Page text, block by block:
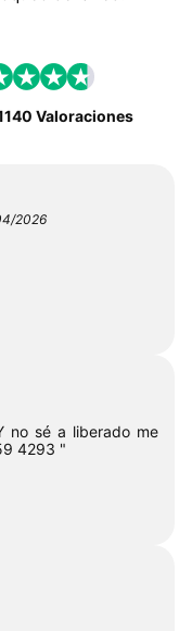
Valoraciones
2026
no sé a liberado me
4293 "